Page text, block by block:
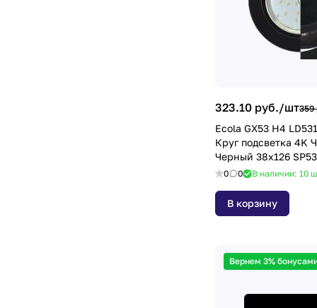
323.10 руб./шт359
Ecola GX53 H4
Круг подсветка 4K
Черный 38x126
0 0 В наличии: 10
В корзину
Вернем 3%